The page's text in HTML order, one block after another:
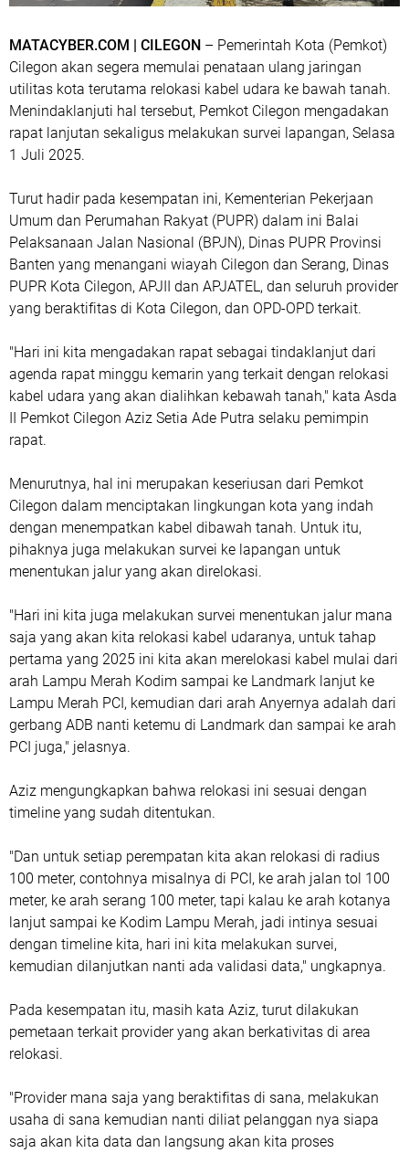
MATACYBER.COM | CILEGON – Pemerintah Kota (Pemkot)
Cilegon akan segera memulai penataan ulang jaringan
utilitas kota terutama relokasi kabel udara ke bawah tanah.
Menindaklanjuti hal tersebut, Pemkot Cilegon mengadakan
rapat lanjutan sekaligus melakukan survei lapangan, Selasa
1 Juli 2025.
Turut hadir pada kesempatan ini, Kementerian Pekerjaan
Umum dan Perumahan Rakyat (PUPR) dalam ini Balai
Pelaksanaan Jalan Nasional (BPJN), Dinas PUPR Provinsi
Banten yang menangani wiayah Cilegon dan Serang, Dinas
PUPR Kota Cilegon, APJII dan APJATEL, dan seluruh provider
yang beraktifitas di Kota Cilegon, dan OPD-OPD terkait.
"Hari ini kita mengadakan rapat sebagai tindaklanjut dari
agenda rapat minggu kemarin yang terkait dengan relokasi
kabel udara yang akan dialihkan kebawah tanah," kata Asda
II Pemkot Cilegon Aziz Setia Ade Putra selaku pemimpin
rapat.
Menurutnya, hal ini merupakan keseriusan dari Pemkot
Cilegon dalam menciptakan lingkungan kota yang indah
dengan menempatkan kabel dibawah tanah. Untuk itu,
pihaknya juga melakukan survei ke lapangan untuk
menentukan jalur yang akan direlokasi.
"Hari ini kita juga melakukan survei menentukan jalur mana
saja yang akan kita relokasi kabel udaranya, untuk tahap
pertama yang 2025 ini kita akan merelokasi kabel mulai dari
arah Lampu Merah Kodim sampai ke Landmark lanjut ke
Lampu Merah PCI, kemudian dari arah Anyernya adalah dari
gerbang ADB nanti ketemu di Landmark dan sampai ke arah
PCI juga," jelasnya.
Aziz mengungkapkan bahwa relokasi ini sesuai dengan
timeline yang sudah ditentukan.
"Dan untuk setiap perempatan kita akan relokasi di radius
100 meter, contohnya misalnya di PCI, ke arah jalan tol 100
meter, ke arah serang 100 meter, tapi kalau ke arah kotanya
lanjut sampai ke Kodim Lampu Merah, jadi intinya sesuai
dengan timeline kita, hari ini kita melakukan survei,
kemudian dilanjutkan nanti ada validasi data," ungkapnya.
Pada kesempatan itu, masih kata Aziz, turut dilakukan
pemetaan terkait provider yang akan berkativitas di area
relokasi.
"Provider mana saja yang beraktifitas di sana, melakukan
usaha di sana kemudian nanti diliat pelanggan nya siapa
saja akan kita data dan langsung akan kita proses